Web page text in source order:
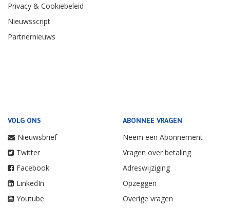
Privacy & Cookiebeleid
Nieuwsscript
Partnernieuws
VOLG ONS
Nieuwsbrief
Twitter
Facebook
LinkedIn
Youtube
ABONNEE VRAGEN
Neem een Abonnement
Vragen over betaling
Adreswijziging
Opzeggen
Overige vragen